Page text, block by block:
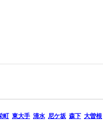
町 東大手 清水 尼ケ坂 森下 大曽根